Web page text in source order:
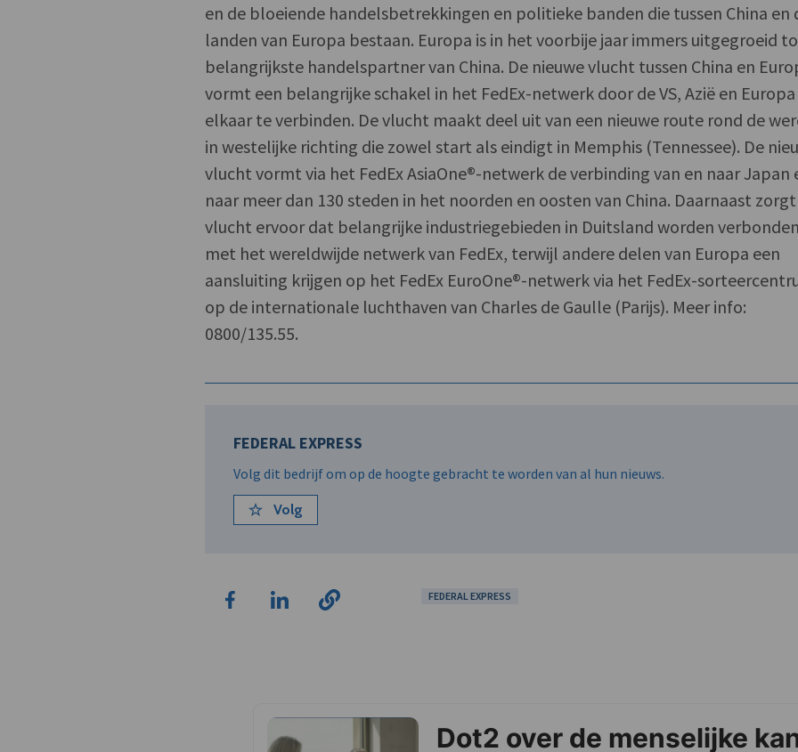
en de bloeiende handelsbetrekkingen en politieke banden die tussen China en
landen van Europa bestaan. Europa is in het voorbije jaar immers uitgegroeid
belangrijkste handelspartner van China. De nieuwe vlucht tussen China en
vormt een belangrijke schakel in het FedEx-netwerk door de VS, Azië en
elkaar te verbinden. De vlucht maakt deel uit van een nieuwe route rond de
in westelijke richting die zowel start als eindigt in Memphis (Tennessee). De
vlucht vormt via het FedEx AsiaOne®-netwerk de verbinding van en naar Japan
naar meer dan 130 steden in het noorden en oosten van China. Daarnaast
vlucht ervoor dat belangrijke industriegebieden in Duitsland worden verbonden
met het wereldwijde netwerk van FedEx, terwijl andere delen van Europa een
aansluiting krijgen op het FedEx EuroOne®-netwerk via het FedEx-
op de internationale luchthaven van Charles de Gaulle (Parijs). Meer info:
0800/135.55.
FEDERAL EXPRESS
Volg dit bedrijf om op de hoogte gebracht te worden van al hun nieuws.
Volg
FEDERAL EXPRESS